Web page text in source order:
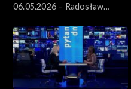
06.05.2026 – Radosław